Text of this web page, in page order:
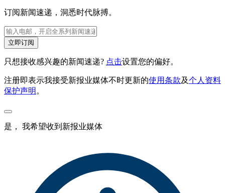
订阅新闻速递，洞悉时代脉搏。
立即订阅
只想接收感兴趣的新闻速递? 点击设置您的偏好。
注册即表示我接受新报业媒体不时更新的使用条款及个人资料
保护声明 。
是， 我希望收到新报业媒体